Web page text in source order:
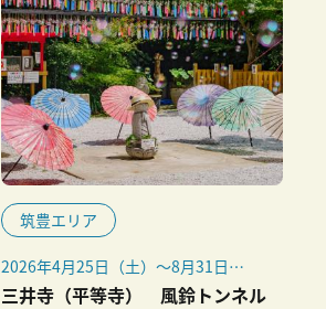
筑豊エリア
2026年4月25日（土）～8月31日
（月）
三井寺（平等寺） 風鈴トンネル